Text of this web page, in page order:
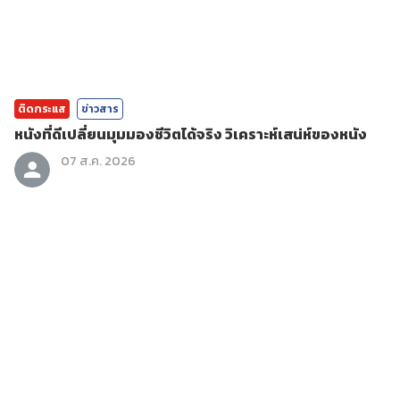
ติดกระแส ข่าวสาร
หนังที่ดีเปลี่ยนมุมมองชีวิตได้จริง วิเคราะห์เสน่ห์ของหนัง
07 ส.ค. 2026